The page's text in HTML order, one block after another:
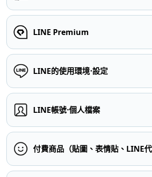
LINE Premium
LINE的使用環境⋅設定
LINE帳號⋅個人檔案
付費商品（貼圖、表情貼、LINE代